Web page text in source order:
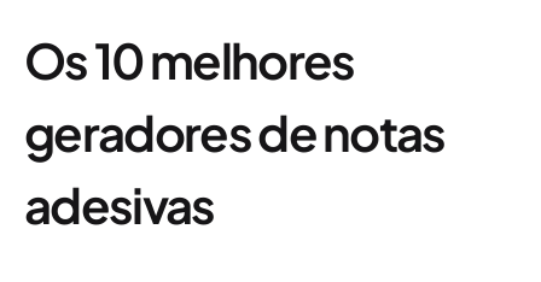
Os 10 melhores
geradores de notas
adesivas